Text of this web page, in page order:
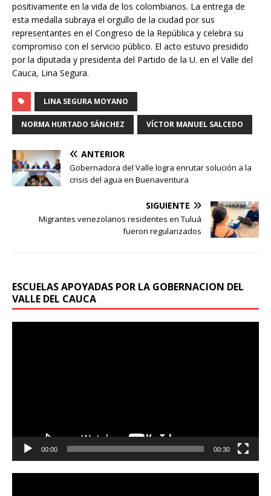
positivamente en la vida de los colombianos. La entrega de
esta medalla subraya el orgullo de la ciudad por sus
representantes en el Congreso de la República y celebra su
compromiso con el servicio público. El acto estuvo presidido
por la diputada y presidenta del Partido de la U. en el Valle del
Cauca, Lina Segura.
LINA SEGURA MOYANO
NORMA HURTADO SÁNCHEZ VÍCTOR MANUEL SALCEDO
ANTERIOR
Gobernadora del Valle logra enrutar solución a la
crisis del agua en Buenaventura
SIGUIENTE
Migrantes venezolanos residentes en Tuluá
fueron regularizados
ESCUELAS APOYADAS POR LA GOBERNACION DEL
VALLE DEL CAUCA
00:00 00:30